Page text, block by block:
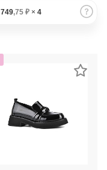
749,75 ₽ × 4